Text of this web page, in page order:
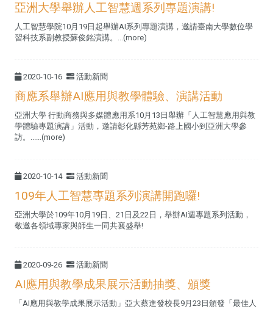
亞洲大學舉辦人工智慧週系列專題演講!
人工智慧學院10月19日起舉辦AI系列專題演講，邀請臺南大學數位學
習科技系副教授蘇俊銘演講。...(more)
2020-10-16 活動新聞
商應系舉辦AI應用與教學體驗、演講活動
亞洲大學 行動商務與多媒體應用系10月13日舉辦「人工智慧應用與教
學體驗專題演講」活動，邀請彰化縣芳苑鄉-路上國小到亞洲大學參
訪。......(more)
2020-10-14 活動新聞
109年人工智慧專題系列演講開跑囉!
亞洲大學於109年10月19日、21日及22日，舉辦AI週專題系列活動，
敬邀各領域專家與師生一同共襄盛舉!
2020-09-26 活動新聞
AI應用與教學成果展示活動抽獎、頒獎
「AI應用與教學成果展示活動」亞大蔡進發校長9月23日頒發「最佳人